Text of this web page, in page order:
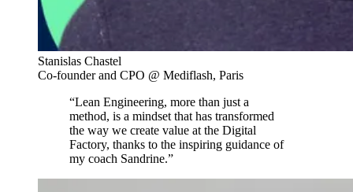
Stanislas Chastel
Co-founder and CPO @ Mediflash, Paris
“Lean Engineering, more than just a
method, is a mindset that has transformed
the way we create value at the Digital
Factory, thanks to the inspiring guidance of
my coach Sandrine.”